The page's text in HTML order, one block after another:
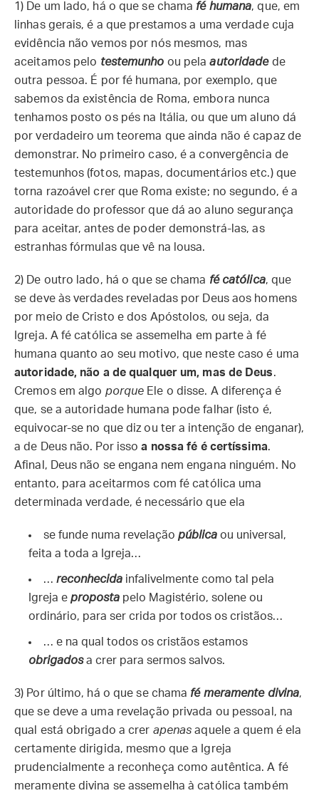
1) De um lado, há o que se chama fé humana, que, em
linhas gerais, é a que prestamos a uma verdade cuja
evidência não vemos por nós mesmos, mas
aceitamos pelo testemunho ou pelaautoridadede
outra pessoa. É por fé humana, por exemplo, que
sabemos da existência de Roma, embora nunca
tenhamos posto os pés na Itália, ou que um aluno dá
por verdadeiro um teorema que ainda não é capaz de
demonstrar. No primeiro caso, é a convergência de
testemunhos (fotos, mapas, documentários etc.) que
torna razoável crer que Roma existe; no segundo, é a
autoridade do professor que dá ao aluno segurança
para aceitar, antes de poder demonstrá-las, as
estranhas fórmulas que vê na lousa.
2) De outro lado, há o que se chama fé católica, que
se deve às verdades reveladas por Deus aos homens
por meio de Cristo e dos Apóstolos, ou seja, da
Igreja. A fé católica se assemelha em parte à fé
humana quanto ao seu motivo, que neste caso é uma
autoridade, não a de qualquer um, mas de Deus.
Cremos em algo porque Ele o disse. A diferença é
que, se a autoridade humana pode falhar (isto é,
equivocar-se no que diz ou ter a intenção de enganar),
a de Deus não. Por issoa nossa fé é certíssima.
Afinal, Deus não se engana nem engana ninguém. No
entanto, para aceitarmos com fé católica uma
determinada verdade, é necessário que ela
se funde numa revelação pública ou universal,
feita a toda a Igreja…
… reconhecida infalivelmente como tal pela
Igreja e proposta pelo Magistério, solene ou
ordinário, para ser crida por todos os cristãos…
… e na qual todos os cristãos estamos
obrigadosa crer para sermos salvos.
3) Por último, há o que se chama fé meramente divina,
que se deve a uma revelação privada ou pessoal, na
qual está obrigado a crer apenasaquele a quem é ela
certamente dirigida, mesmo que a Igreja
prudencialmente a reconheça como autêntica. A fé
meramente divina se assemelha à católica também